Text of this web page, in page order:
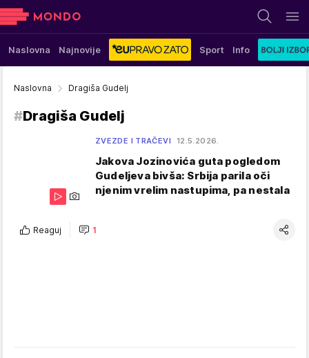
Naslovna Najnovije Sport Info
Naslovna Dragiša Gudelj
#Dragiša Gudelj
ZVEZDE I TRAČEVI 12.5.2026.
Jakova Jozinovića guta pogledom
Gudeljeva bivša: Srbija parila oči
njenim vrelim nastupima, pa nestala
Reaguj 1